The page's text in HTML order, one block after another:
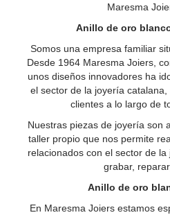
Maresma
Anillo de oro
Somos una empresa familiar
Desde 1964 Maresma Joiers,
unos diseños innovadores ha
el sector de la joyería
clientes a lo largo de
Nuestras piezas de joyería son
taller propio que nos permite
relacionados con el sector de la
grabar,
Anillo de oro
En Maresma Joiers estamos